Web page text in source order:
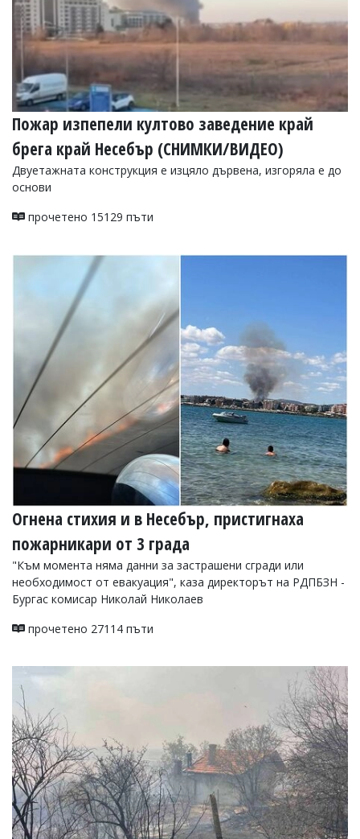
Пожар изпепели култово заведение край
брега край Несебър (СНИМКИ/ВИДЕО)
Двуетажната конструкция е изцяло дървена, изгоряла е до
основи
прочетено 15129 пъти
Огнена стихия и в Несебър, пристигнаха
пожарникари от 3 града
"Към момента няма данни за застрашени сгради или
необходимост от евакуация", каза директорът на РДПБЗН -
Бургас комисар Николай Николаев
прочетено 27114 пъти